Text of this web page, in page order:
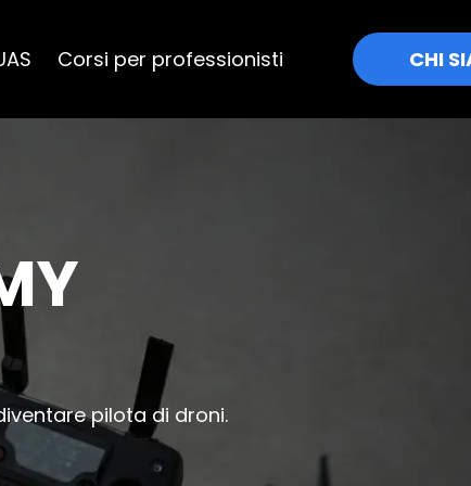
Corsi per professionisti CHI
pilota di droni.